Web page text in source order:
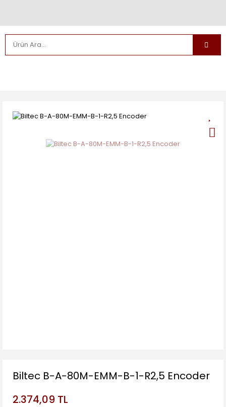
Biltec B-A-80M-EMM-B-1-R2,5 Encoder
2.374,09 TL